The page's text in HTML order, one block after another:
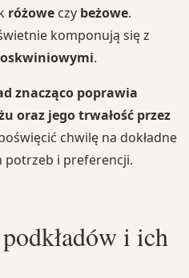
różowe czy beżowe.
komponują się z
.
znacząco poprawia
oraz jego trwałość przez
chwilę na dokładne
potrzeb i preferencji.
i ich